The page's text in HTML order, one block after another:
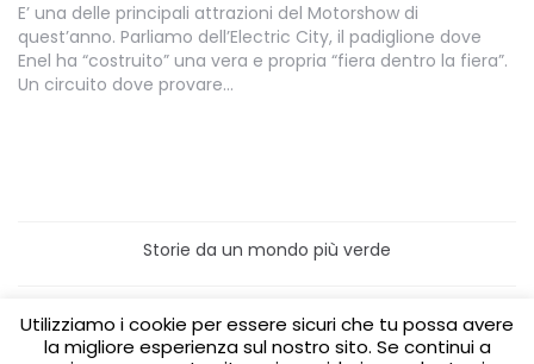
E’ una delle principali attrazioni del Motorshow di
quest’anno. Parliamo dell’Electric City, il padiglione dove
Enel ha “costruito” una vera e propria “fiera dentro la fiera”.
Un circuito dove provare…
Storie da un mondo più verde
Home
Turismo sostenibile
Laboratori/Visite per le scuole
Green content per aziende Media Partner
Utilizziamo i cookie per essere sicuri che tu possa avere
la migliore esperienza sul nostro sito. Se continui a